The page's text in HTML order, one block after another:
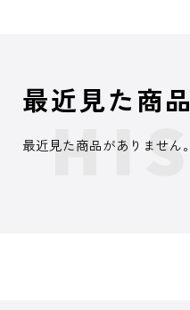
最近見た商品
最近見た商品がありません。